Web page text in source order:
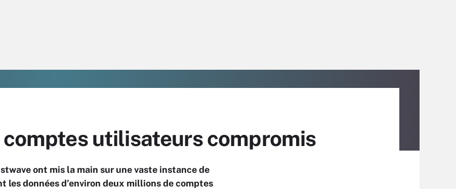
comptes utilisateurs compromis
ont mis la main sur une vaste instance de
données d’environ deux millions de comptes